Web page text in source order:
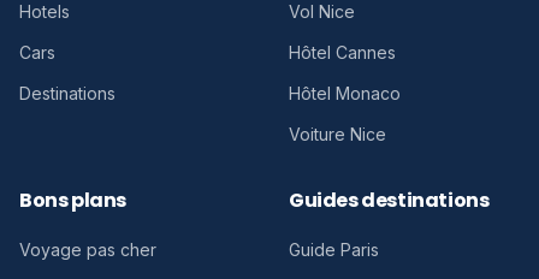
Hotels
Cars
Destinations
Vol Nice
Hôtel Cannes
Hôtel Monaco
Voiture Nice
Bons plans
Voyage pas cher
Guides destinations
Guide Paris